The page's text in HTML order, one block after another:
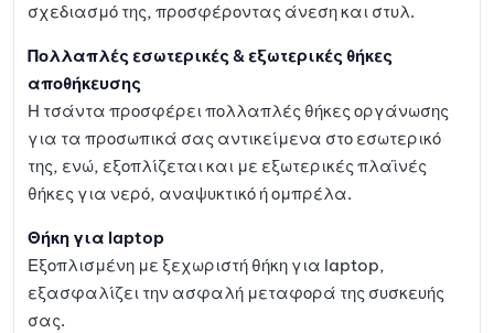
σχεδιασμό της, προσφέροντας άνεση και στυλ.
Πολλαπλές εσωτερικές & εξωτερικές θήκες
αποθήκευσης
Η τσάντα προσφέρει πολλαπλές θήκες οργάνωσης
για τα προσωπικά σας αντικείμενα στο εσωτερικό
της, ενώ, εξοπλίζεται και με εξωτερικές πλαϊνές
θήκες για νερό, αναψυκτικό ή ομπρέλα.
Θήκη για laptop
Εξοπλισμένη με ξεχωριστή θήκη για laptop,
εξασφαλίζει την ασφαλή μεταφορά της συσκευής
σας.